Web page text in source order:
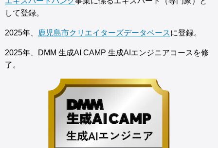
して登録。
2025年、 鹿児島市クリエイターズデータベースに登録。
2025年、DMM 生成AI CAMP 生成AIエンジニアコースを修
了。